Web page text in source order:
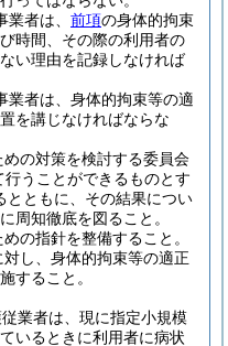
者は、 前項の身体的拘束
時間、その際の利用者の
い理由を記録しなければ
業者は、身体的拘束等の適
を講じなければならな
の対策を検討する委員会
うことができるものとす
とともに、その結果につい
周知徹底を図ること。
の指針を整備すること。
し、身体的拘束等の適正
すること。
業者は、現に指定小規模
いるときに利用者に病状